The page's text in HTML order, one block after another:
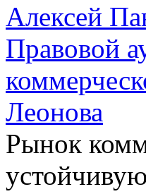
Алексей
Правовой
Леонова
Рынок